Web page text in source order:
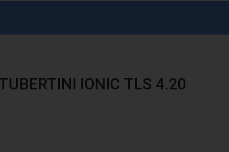
IONIC TLS 4.20